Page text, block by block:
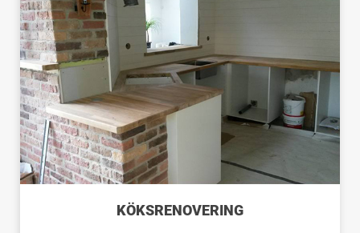
KÖKSRENOVERING